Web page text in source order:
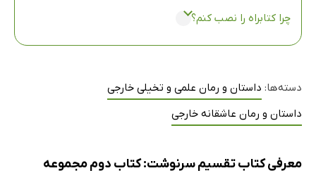
چرا کتابراه را نصب کنم؟
دسته‌ها: داستان و رمان علمی و تخیلی خارجی
داستان و رمان عاشقانه خارجی
معرفی کتاب تقسیم سرنوشت: کتاب دوم مجموعه